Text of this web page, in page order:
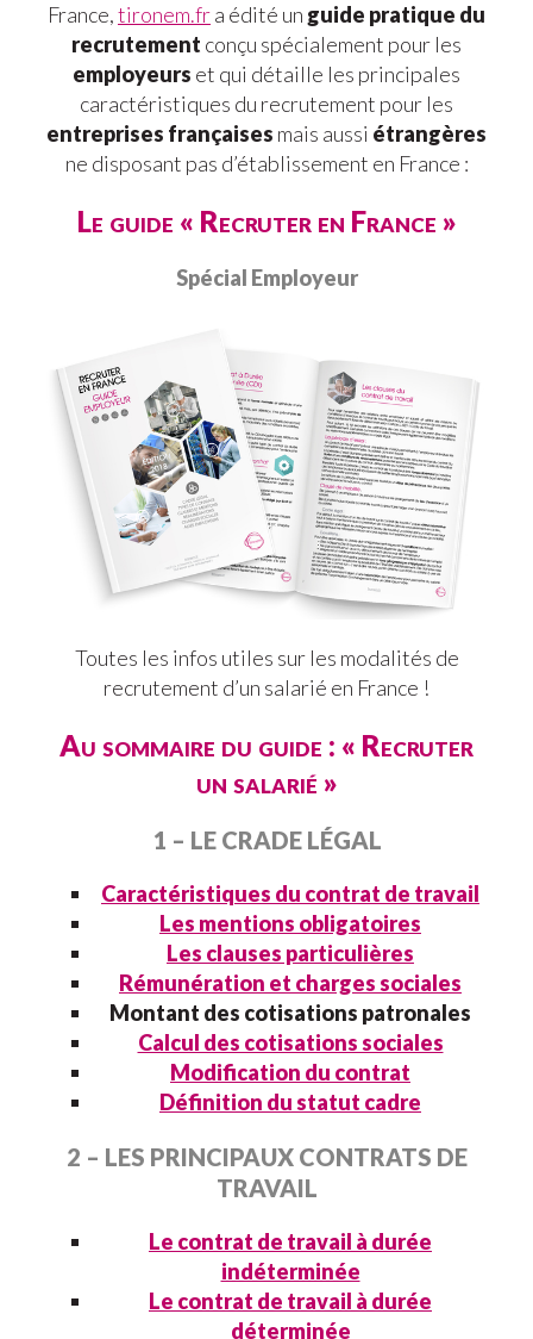
France,tironem.fra édité un guide pratique du
recrutement conçu spécialement pour les
employeurs et qui détaille les principales
caractéristiques du recrutement pour les
entreprises françaises mais aussi étrangères
ne disposant pas d’établissement en France :
Le guide « Recruter en France »
Spécial Employeur
Toutes les infos utiles sur les modalités de
recrutement d’un salarié en France !
Au sommaire du guide : « Recruter
un salarié »
1 – LE CRADE LÉGAL
Caractéristiques du contrat de travail
Les mentions obligatoires
Les clauses particulières
Rémunération et charges sociales
Montant des cotisations patronales
Calcul des cotisations sociales
Modification du contrat
Définition du statut cadre
2 – LES PRINCIPAUX CONTRATS DE
TRAVAIL
Le contrat de travail à durée
indéterminée
Le contrat de travail à durée
déterminée